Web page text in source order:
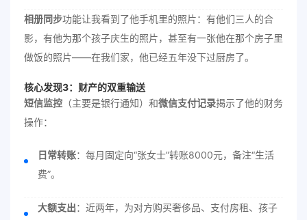
相册同步功能让我看到了他手机里的照片：有他们三人的合
影，有他为那个孩子庆生的照片，甚至有一张他在那个房子里
做饭的照片——在我们家，他已经五年没下过厨房了。
核心发现3：财产的双重输送
短信监控 （主要是银行通知）和微信支付记录揭示了他的财务
操作：
日常转账：每月固定向“张女士”转账8000元，备注“生活
费”。
大额支出：近两年，为对方购买奢侈品、支付房租、孩子